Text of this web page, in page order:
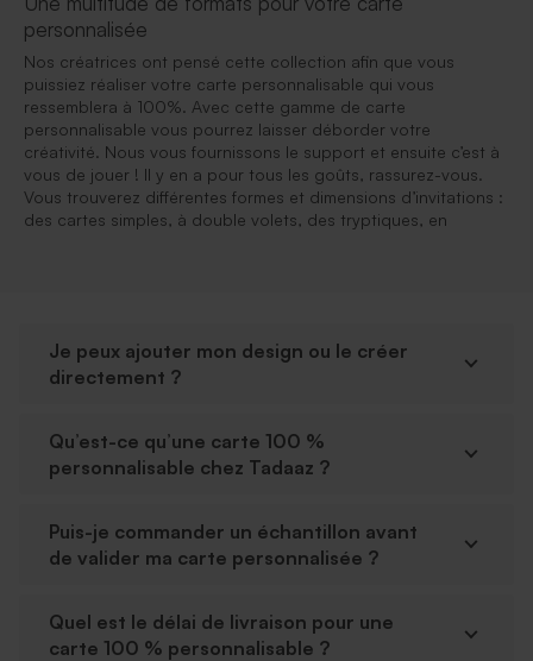
personnalisée
Nos créatrices ont pensé cette collection afin que vous
puissiez réaliser votre carte personnalisable qui vous
ressemblera à 100%. Avec cette gamme de carte
personnalisable vous pourrez laisser déborder votre
créativité. Nous vous fournissons le support et ensuite c’est à
vous de jouer ! Il y en a pour tous les goûts, rassurez-vous.
Vous trouverez différentes formes et dimensions d’invitations :
des cartes simples, à double volets, des tryptiques, en
Je peux ajouter mon design ou le créer
directement ?
Qu’est-ce qu’une carte 100 %
personnalisable chez Tadaaz ?
Puis-je commander un échantillon avant
de valider ma carte personnalisée ?
Quel est le délai de livraison pour une
carte 100 % personnalisable ?